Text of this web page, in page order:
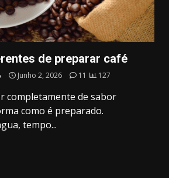
de preparar café
Junho 2, 2026 11 127
completamente de sabor
como é preparado.
tempo...